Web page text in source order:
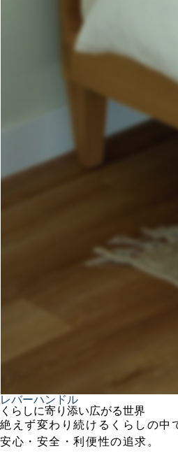
レバーハンドル
くらしに寄り添い広がる世界
絶えず変わり続けるくらしの中
安心・安全・利便性の追求。